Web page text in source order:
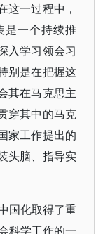
这一过程中，
是一个持续推
入学习领会习
别是在把握这
其在马克思主
穿其中的马克
家工作提出的
头脑、指导实
国化取得了重
科学工作的一